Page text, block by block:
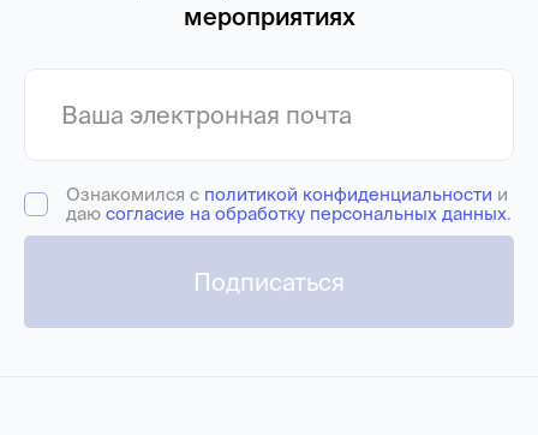
мероприятиях
Ознакомился с политикой конфиденциальности и
даю согласие на обработку персональных данных.
Подписаться